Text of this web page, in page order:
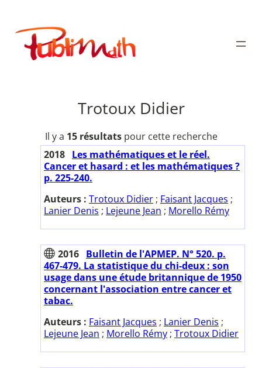
contenu
Publimath
Trotoux Didier
Il y a 15 résultatspour cette recherche
2018 Les mathématiques et le réel.
Cancer et hasard : et les mathématiques ?
p. 225-240.
Auteurs : Trotoux Didier ; Faisant Jacques ;
Lanier Denis ; Lejeune Jean ; Morello Rémy
2016 Bulletin de l'APMEP. N° 520. p.
467-479. La statistique du chi-deux : son
usage dans une étude britannique de 1950
concernant l'association entre cancer et
tabac.
Auteurs : Faisant Jacques ; Lanier Denis ;
Lejeune Jean ; Morello Rémy ; Trotoux Didier